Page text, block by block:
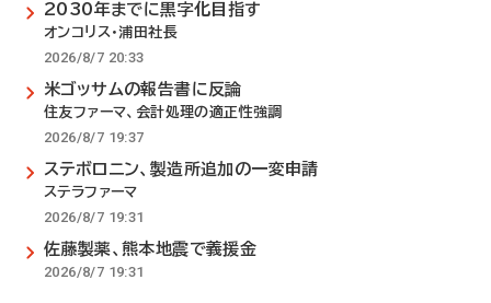
2030年までに黒字化目指す
オンコリス・浦田社長
2026/8/7 20:33
米ゴッサムの報告書に反論
住友ファーマ、会計処理の適正性強調
2026/8/7 19:37
ステボロニン、製造所追加の一変申請
ステラファーマ
2026/8/7 19:31
佐藤製薬、熊本地震で義援金
2026/8/7 19:31